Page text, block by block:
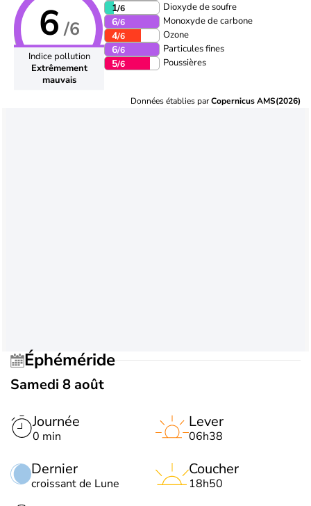
6 /6
Indice pollution
Extrêmement
mauvais
1/6 Dioxyde de soufre
6/6 Monoxyde de carbone
4/6 Ozone
6/6 Particules fines
5/6 Poussières
Données établies parCopernicus AMS(2026)
Éphéméride
Samedi 8 août
Journée
0 min
Dernier
croissant de Lune
Lever
06h38
Coucher
18h50